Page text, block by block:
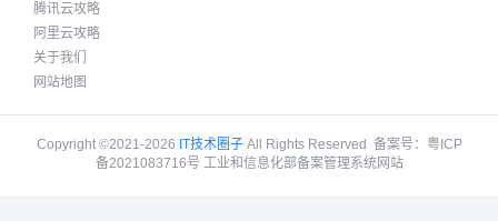
腾讯云攻略
阿里云攻略
关于我们
网站地图
Copyright ©2021-2026 IT技术圈子 All Rights Reserved 备案号： 粤ICP
备2021083716号 工业和信息化部备案管理系统网站